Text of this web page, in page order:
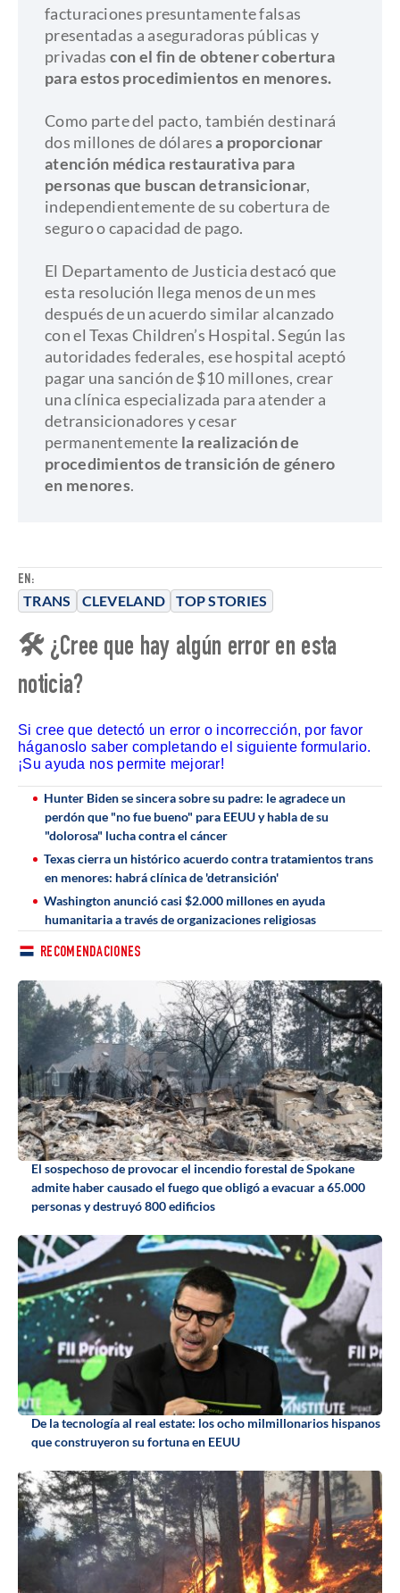
EN:
TRANS CLEVELAND TOP STORIES
facturaciones presuntamente falsas
presentadas a aseguradoras públicas y
privadas con el fin de obtener cobertura
para estos procedimientos en menores.
​Como parte del pacto, también destinará
dos millones de dólaresa proporcionar
atención médica restaurativa para
personas que buscan detransicionar,
independientemente de su cobertura de
seguro o capacidad de pago.
El Departamento de Justicia destacó que
esta resolución llega menos de un mes
después de un acuerdo similar alcanzado
con el Texas Children’s Hospital. Según las
autoridades federales, ese hospital aceptó
pagar una sanción de $10 millones, crear
una clínica especializada para atender a
detransicionadores y cesar
permanentemente la realización de
procedimientos de transición de género
en menores.​
🛠 ¿Cree que hay algún error en esta
noticia?
Si cree que detectó un error o incorrección, por favor
háganoslo saber completando el siguiente formulario.
¡Su ayuda nos permite mejorar!
Hunter Biden se sincera sobre su padre: le agradece un
perdón que "no fue bueno" para EEUU y habla de su
"dolorosa" lucha contra el cáncer
Texas cierra un histórico acuerdo contra tratamientos trans
en menores: habrá clínica de 'detransición'
Washington anunció casi $2.000 millones en ayuda
humanitaria a través de organizaciones religiosas
RECOMENDACIONES
El sospechoso de provocar el incendio forestal de Spokane
admite haber causado el fuego que obligó a evacuar a 65.000
personas y destruyó 800 edificios
De la tecnología al real estate: los ocho milmillonarios hispanos
que construyeron su fortuna en EEUU